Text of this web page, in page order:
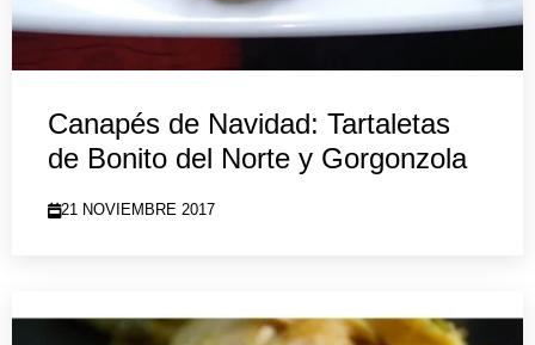
Canapés de Navidad: Tartaletas
de Bonito del Norte y Gorgonzola
21 NOVIEMBRE 2017